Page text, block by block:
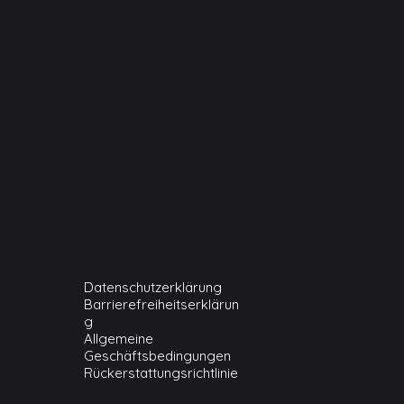
Datenschutzerklärung
Barrierefreiheitserklärun
g
Allgemeine
Geschäftsbedingungen
Rückerstattungsrichtlinie